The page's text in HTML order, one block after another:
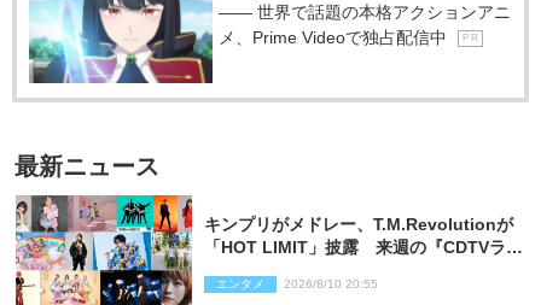
―― 世界で話題の本格アクションアニ
メ、Prime Videoで独占配信中
P R
最新ニュース
キンプリがメドレー、T.M.Revolutionが
「HOT LIMIT」披露 来週の『CDTVライ
エンタメ 2026/8/10 20:55